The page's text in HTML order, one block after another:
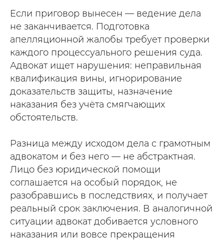
Если приговор вынесен — ведение дела
не заканчивается. Подготовка
апелляционной жалобы требует проверки
каждого процессуального решения суда.
Адвокат ищет нарушения: неправильная
квалификация вины, игнорирование
доказательств защиты, назначение
наказания без учёта смягчающих
обстоятельств.
Разница между исходом дела с грамотным
адвокатом и без него — не абстрактная.
Лицо без юридической помощи
соглашается на особый порядок, не
разобравшись в последствиях, и получает
реальный срок заключения. В аналогичной
ситуации адвокат добивается условного
наказания или вовсе прекращения